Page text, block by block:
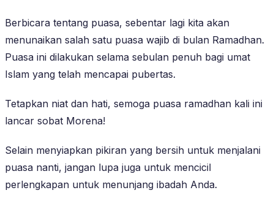
Berbicara tentang puasa, sebentar lagi kita akan
menunaikan salah satu puasa wajib di bulan Ramadhan.
Puasa ini dilakukan selama sebulan penuh bagi umat
Islam yang telah mencapai pubertas.
Tetapkan niat dan hati, semoga puasa ramadhan kali ini
lancar sobat Morena!
Selain menyiapkan pikiran yang bersih untuk menjalani
puasa nanti, jangan lupa juga untuk mencicil
perlengkapan untuk menunjang ibadah Anda.